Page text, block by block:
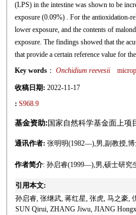
(LPS) in the intestine was shown to be
exposure (0.09%) . For the antioxidation-
lower exposure, and the contents of
exposure. The findings showed that the
that provide a certain reference value for
Key words： Onchidium reevesii
收稿日期: 2022-11-17
: S968.9
基金资助: 国家自然科学基金面上项
通讯作者: 张明明(1982—),男,副教授,博
作者简介: 孙启睿(1999—),男,硕士研究
引用本文:
孙启睿, 张继武, 蒋红星, 张虎, 马之豪,
SUN Qirui, ZHANG Jiwu, JIANG